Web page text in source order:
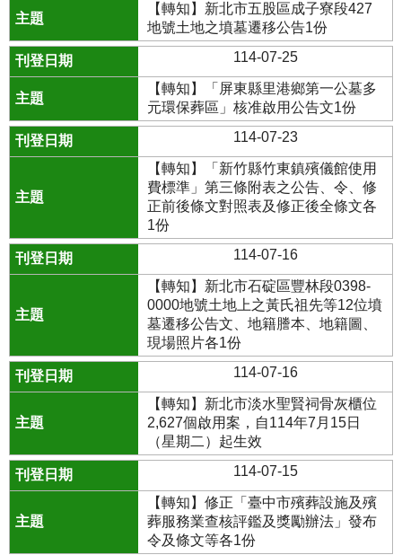
【轉知】新北市五股區成子寮段427
地號土地之墳墓遷移公告1份
114-07-25
【轉知】「屏東縣里港鄉第一公墓多
元環保葬區」核准啟用公告文1份
114-07-23
【轉知】「新竹縣竹東鎮殯儀館使用
費標準」第三條附表之公告、令、修
正前後條文對照表及修正後全條文各
1份
114-07-16
【轉知】新北市石碇區豐林段0398-
0000地號土地上之黃氏祖先等12位墳
墓遷移公告文、地籍謄本、地籍圖、
現場照片各1份
114-07-16
【轉知】新北市淡水聖賢祠骨灰櫃位
2,627個啟用案，自114年7月15日
（星期二）起生效
114-07-15
【轉知】修正「臺中市殯葬設施及殯
葬服務業查核評鑑及獎勵辦法」發布
令及條文等各1份